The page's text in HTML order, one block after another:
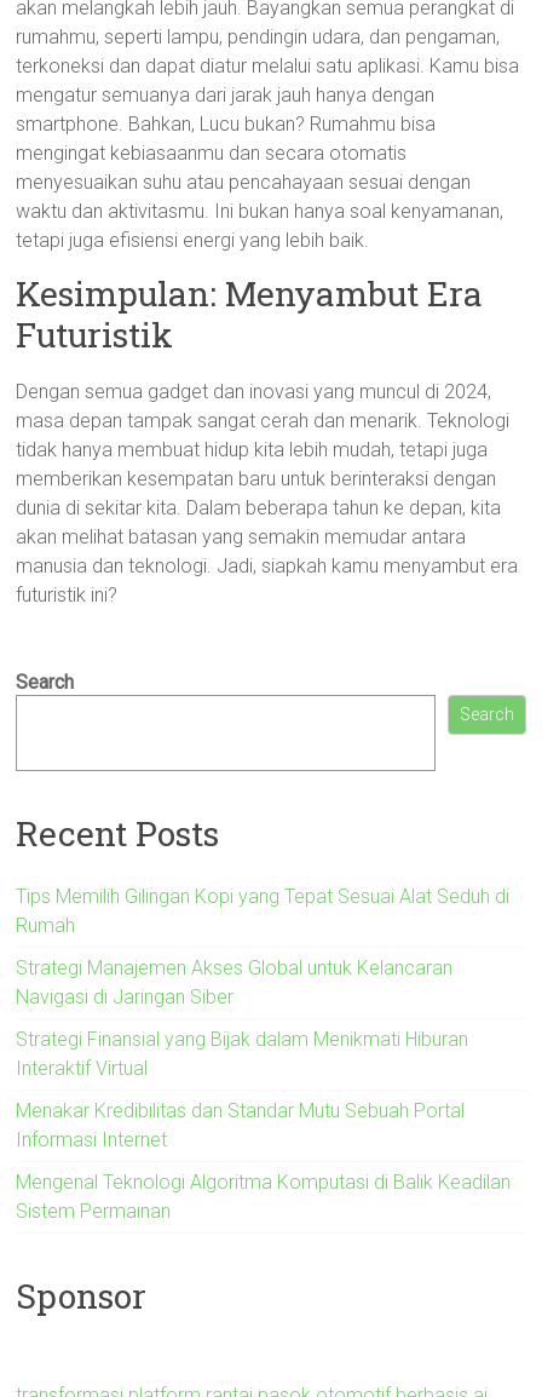
akan melangkah lebih jauh. Bayangkan semua perangkat di
rumahmu, seperti lampu, pendingin udara, dan pengaman,
terkoneksi dan dapat diatur melalui satu aplikasi. Kamu bisa
mengatur semuanya dari jarak jauh hanya dengan
smartphone. Bahkan, Lucu bukan? Rumahmu bisa
mengingat kebiasaanmu dan secara otomatis
menyesuaikan suhu atau pencahayaan sesuai dengan
waktu dan aktivitasmu. Ini bukan hanya soal kenyamanan,
tetapi juga efisiensi energi yang lebih baik.
Kesimpulan: Menyambut Era
Futuristik
Dengan semua gadget dan inovasi yang muncul di 2024,
masa depan tampak sangat cerah dan menarik. Teknologi
tidak hanya membuat hidup kita lebih mudah, tetapi juga
memberikan kesempatan baru untuk berinteraksi dengan
dunia di sekitar kita. Dalam beberapa tahun ke depan, kita
akan melihat batasan yang semakin memudar antara
manusia dan teknologi. Jadi, siapkah kamu menyambut era
futuristik ini?
Search
Search
Recent Posts
Tips Memilih Gilingan Kopi yang Tepat Sesuai Alat Seduh di
Rumah
Strategi Manajemen Akses Global untuk Kelancaran
Navigasi di Jaringan Siber
Strategi Finansial yang Bijak dalam Menikmati Hiburan
Interaktif Virtual
Menakar Kredibilitas dan Standar Mutu Sebuah Portal
Informasi Internet
Mengenal Teknologi Algoritma Komputasi di Balik Keadilan
Sistem Permainan
Sponsor